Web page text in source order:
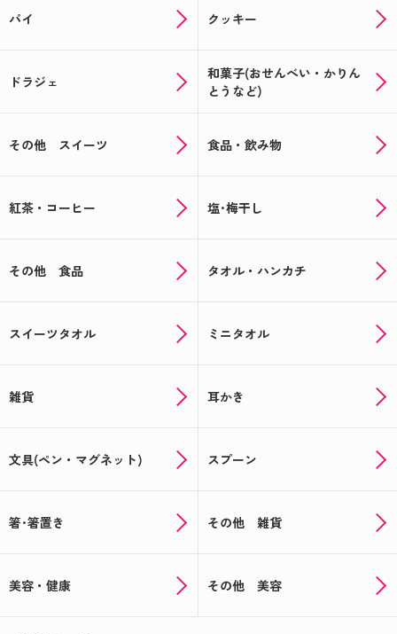
パイ クッキー
ドラジェ
和菓子(おせんべい・かりん
とうなど)
その他 スイーツ 食品・飲み物
紅茶・コーヒー 塩･梅干し
その他 食品 タオル・ハンカチ
スイーツタオル ミニタオル
雑貨 耳かき
文具(ペン・マグネット) スプーン
箸･箸置き その他 雑貨
美容・健康 その他 美容